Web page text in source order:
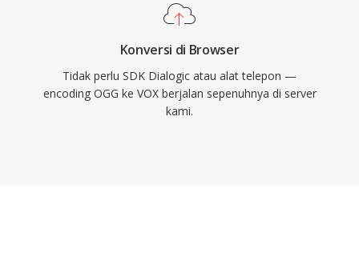
Konversi di Browser
Tidak perlu SDK Dialogic atau alat telepon —
encoding OGG ke VOX berjalan sepenuhnya di server
kami.